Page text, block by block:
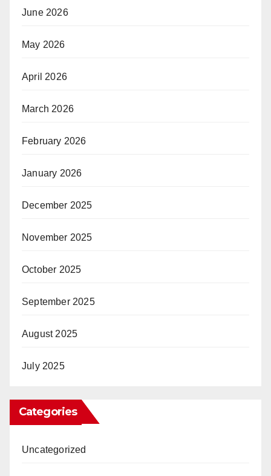
June 2026
May 2026
April 2026
March 2026
February 2026
January 2026
December 2025
November 2025
October 2025
September 2025
August 2025
July 2025
Categories
Uncategorized